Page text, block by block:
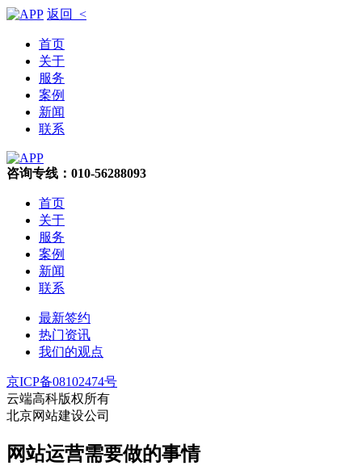
返回 <
首页
关于
服务
案例
新闻
联系
咨询专线：010-56288093
首页
关于
服务
案例
新闻
联系
最新签约
热门资讯
我们的观点
京ICP备08102474号
云端高科版权所有
北京网站建设公司
网站运营需要做的事情